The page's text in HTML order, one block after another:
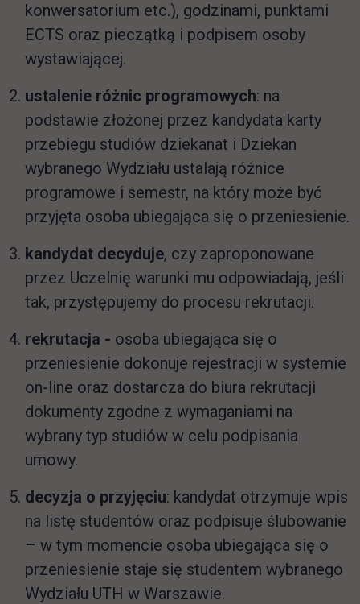
konwersatorium etc.), godzinami, punktami
ECTS oraz pieczątką i podpisem osoby
wystawiającej.
ustalenie różnic programowych: na
podstawie złożonej przez kandydata karty
przebiegu studiów dziekanat i Dziekan
wybranego Wydziału ustalają różnice
programowe i semestr, na który może być
przyjęta osoba ubiegająca się o przeniesienie.
kandydat decyduje, czy zaproponowane
przez Uczelnię warunki mu odpowiadają, jeśli
tak, przystępujemy do procesu rekrutacji.
rekrutacja - osoba ubiegająca się o
przeniesienie dokonuje rejestracji w systemie
on-line oraz dostarcza do biura rekrutacji
dokumenty zgodne z wymaganiami na
wybrany typ studiów w celu podpisania
umowy.
decyzja o przyjęciu: kandydat otrzymuje wpis
na listę studentów oraz podpisuje ślubowanie
– w tym momencie osoba ubiegająca się o
przeniesienie staje się studentem wybranego
Wydziału UTH w Warszawie.